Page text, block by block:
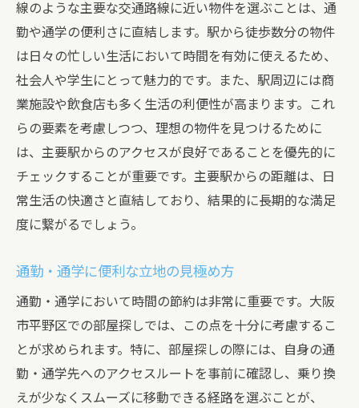
線のような主要な交通路線に近い物件を選ぶことは、通
勤や通学の便利さに直結します。駅から徒歩数分の物件
は日々の忙しい生活において時間を有効に使えるため、
社会人や学生にとって魅力的です。また、駅周辺には商
業施設や飲食店も多く生活の利便性が高まります。これ
らの要素を考慮しつつ、理想の物件を見つけるために
は、主要駅からのアクセスが良好であることを優先的に
チェックすることが重要です。主要駅からの距離は、日
常生活の快適さと直結しており、結果的に長期的な満足
度に繋がるでしょう。
通勤・通学に便利な立地の見極め方
通勤・通学において時間の節約は非常に重要です。大阪
市平野区での部屋探しでは、この点を十分に考慮するこ
とが求められます。特に、部屋探しの際には、自身の通
勤・通学先へのアクセスルートを事前に確認し、乗り換
えが少なくスムーズに移動できる経路を選ぶことが、